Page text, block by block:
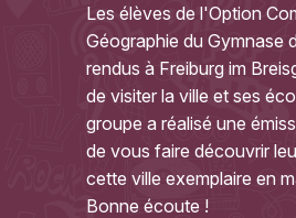
Les élèves de l'Option
Géographie du Gymnase
rendus à Freiburg im
de visiter la ville et ses
groupe a réalisé une
de vous faire découvrir
cette ville exemplaire en
Bonne écoute !